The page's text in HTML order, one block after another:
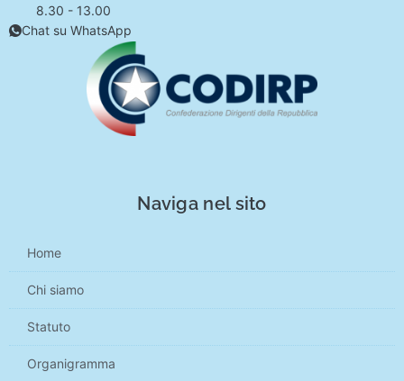
8.30 - 13.00
Chat su WhatsApp
Naviga nel sito
Home
Chi siamo
Statuto
Organigramma